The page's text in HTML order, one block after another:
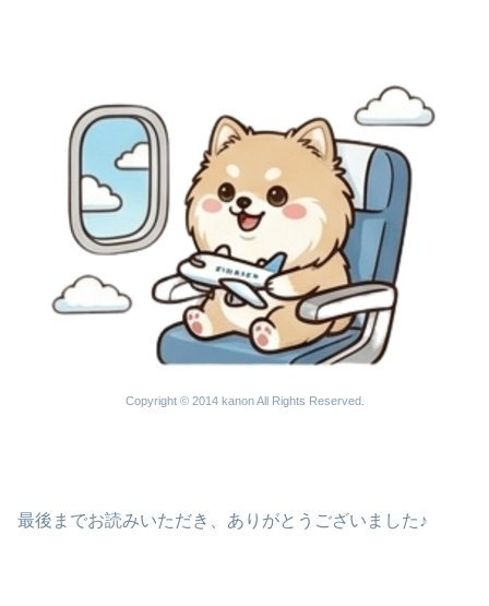
Copyright © 2014 kanon All Rights Reserved.
最後までお読みいただき、ありがとうございました♪